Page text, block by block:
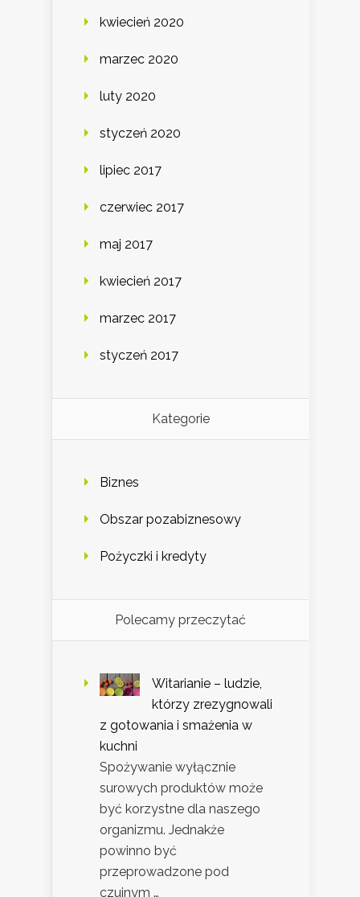
kwiecień 2020
marzec 2020
luty 2020
styczeń 2020
lipiec 2017
czerwiec 2017
maj 2017
kwiecień 2017
marzec 2017
styczeń 2017
Kategorie
Biznes
Obszar pozabiznesowy
Pożyczki i kredyty
Polecamy przeczytać
Witarianie – ludzie,
którzy zrezygnowali
z gotowania i smażenia w
kuchni
Spożywanie wyłącznie
surowych produktów może
być korzystne dla naszego
organizmu. Jednakże
powinno być
przeprowadzone pod
czujnym …